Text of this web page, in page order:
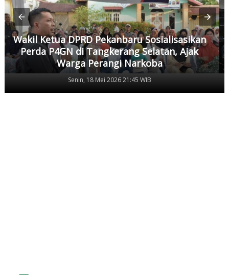
Wakil Ketua DPRD Pekanbaru Sosialisasikan
Perda P4GN di Tangkerang Selatan, Ajak
Warga Perangi Narkoba
Senin, 18 Mei 2026 21:45 WIB